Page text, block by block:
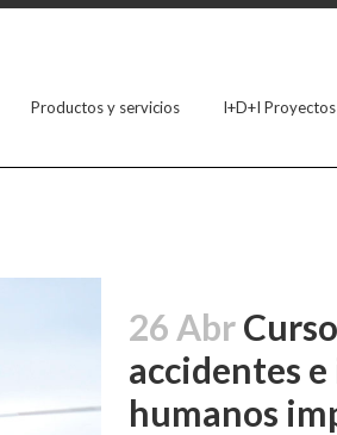
Productos y servicios I+D+I Proyectos
26 Abr
accidentes
humanos